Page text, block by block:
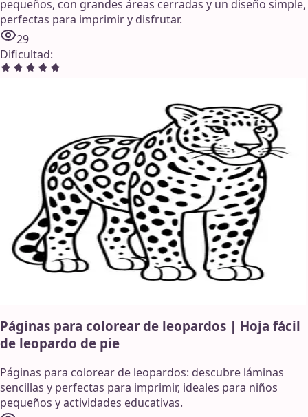
pequeños, con grandes áreas cerradas y un diseño simple,
perfectas para imprimir y disfrutar.
29
Dificultad:
Páginas para colorear de leopardos | Hoja fácil
de leopardo de pie
Páginas para colorear de leopardos: descubre láminas
sencillas y perfectas para imprimir, ideales para niños
pequeños y actividades educativas.